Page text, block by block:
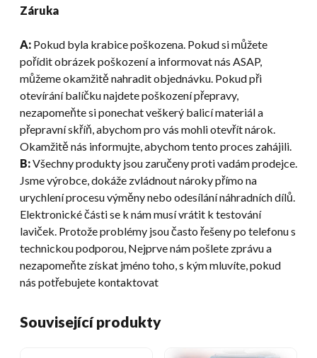
Záruka
A: Pokud byla krabice poškozena. Pokud si můžete
pořídit obrázek poškození a informovat nás ASAP,
můžeme okamžitě nahradit objednávku. Pokud při
otevírání balíčku najdete poškození přepravy,
nezapomeňte si ponechat veškerý balicí materiál a
přepravní skříň, abychom pro vás mohli otevřít nárok.
Okamžitě nás informujte, abychom tento proces zahájili.
B:Všechny produkty jsou zaručeny proti vadám prodejce.
Jsme výrobce, dokáže zvládnout nároky přímo na
urychlení procesu výměny nebo odesílání náhradních dílů.
Elektronické části se k nám musí vrátit k testování
laviček. Protože problémy jsou často řešeny po telefonu s
technickou podporou, Nejprve nám pošlete zprávu a
nezapomeňte získat jméno toho, s kým mluvíte, pokud
nás potřebujete kontaktovat
Související produkty